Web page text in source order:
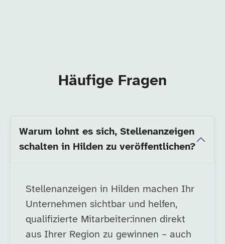
Häufige Fragen
Warum lohnt es sich, Stellenanzeigen
schalten in Hilden zu veröffentlichen?
Stellenanzeigen in Hilden machen Ihr
Unternehmen sichtbar und helfen,
qualifizierte Mitarbeiter:innen direkt
aus Ihrer Region zu gewinnen – auch